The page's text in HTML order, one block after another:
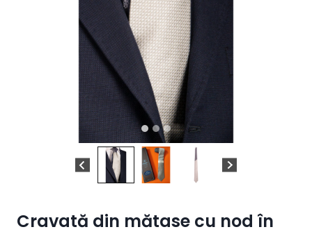
Cravată din mătase cu nod în